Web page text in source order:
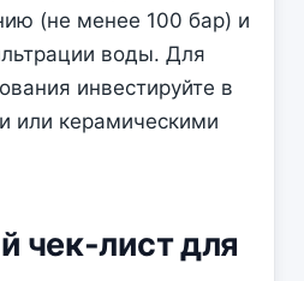
(не менее 100 бар) и
воды. Для
инвестируйте в
или керамическими
чек-лист для